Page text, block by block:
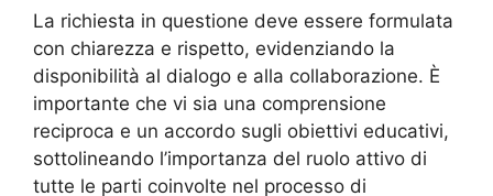
La richiesta in questione deve essere formulata
con chiarezza e rispetto, evidenziando la
disponibilità al dialogo e alla collaborazione. È
importante che vi sia una comprensione
reciproca e un accordo sugli obiettivi educativi,
sottolineando l’importanza del ruolo attivo di
tutte le parti coinvolte nel processo di